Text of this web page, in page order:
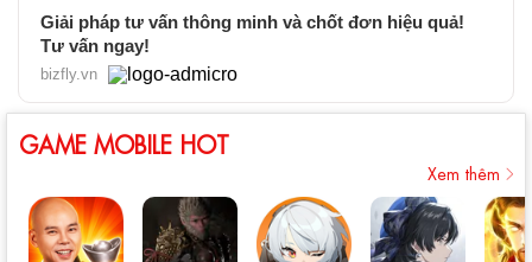
Giải pháp tư vấn thông minh và chốt đơn hiệu quả!
Tư vấn ngay!
bizfly.vn
GAME MOBILE HOT
Xem thêm